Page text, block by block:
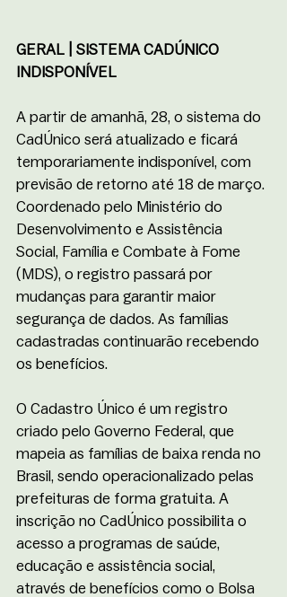
GERAL | SISTEMA CADÚNICO
INDISPONÍVEL
A partir de amanhã, 28, o sistema do
CadÚnico será atualizado e ficará
temporariamente indisponível, com
previsão de retorno até 18 de março.
Coordenado pelo Ministério do
Desenvolvimento e Assistência
Social, Família e Combate à Fome
(MDS), o registro passará por
mudanças para garantir maior
segurança de dados. As famílias
cadastradas continuarão recebendo
os benefícios.
O Cadastro Único é um registro
criado pelo Governo Federal, que
mapeia as famílias de baixa renda no
Brasil, sendo operacionalizado pelas
prefeituras de forma gratuita. A
inscrição no CadÚnico possibilita o
acesso a programas de saúde,
educação e assistência social,
através de benefícios como o Bolsa